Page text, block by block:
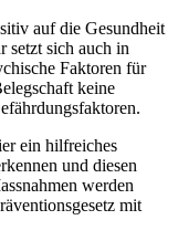
auf die Gesundheit
setzt sich auch in
Faktoren für
keine
ein hilfreiches
und diesen
werden
mit